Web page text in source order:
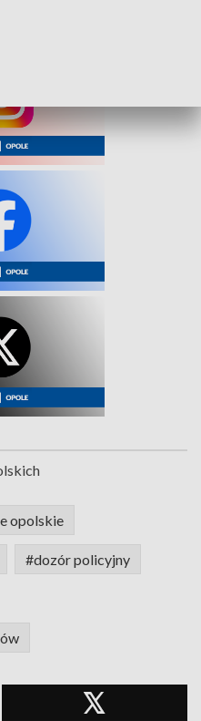
opolskie
#dozór policyjny